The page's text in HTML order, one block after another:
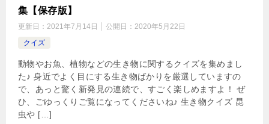
集【保存版】
更新日： 2021年7月14日 公開日： 2020年5月22日
クイズ
動物やお魚、植物などの生き物に関するクイズを集めまし
た♪ 身近でよく目にする生き物ばかりを厳選していますの
で、あっと驚く新発見の連続で、すごく楽しめますよ！ ぜ
ひ、ごゆっくりご覧になってくださいね♪ 生き物クイズ 昆
虫や […]